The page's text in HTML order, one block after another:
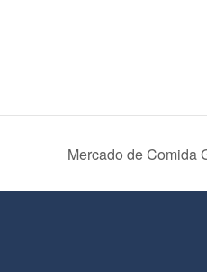
Mercado de Comida